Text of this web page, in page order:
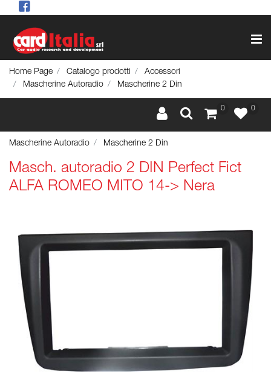
Home Page Catalogo prodotti
Accessori
Mascherine Autoradio
Mascherine 2 Din
0 0
Mascherine Autoradio Mascherine 2 Din
Masch. autoradio 2 DIN Perfect Fict
ALFA ROMEO MITO 14-> Nera